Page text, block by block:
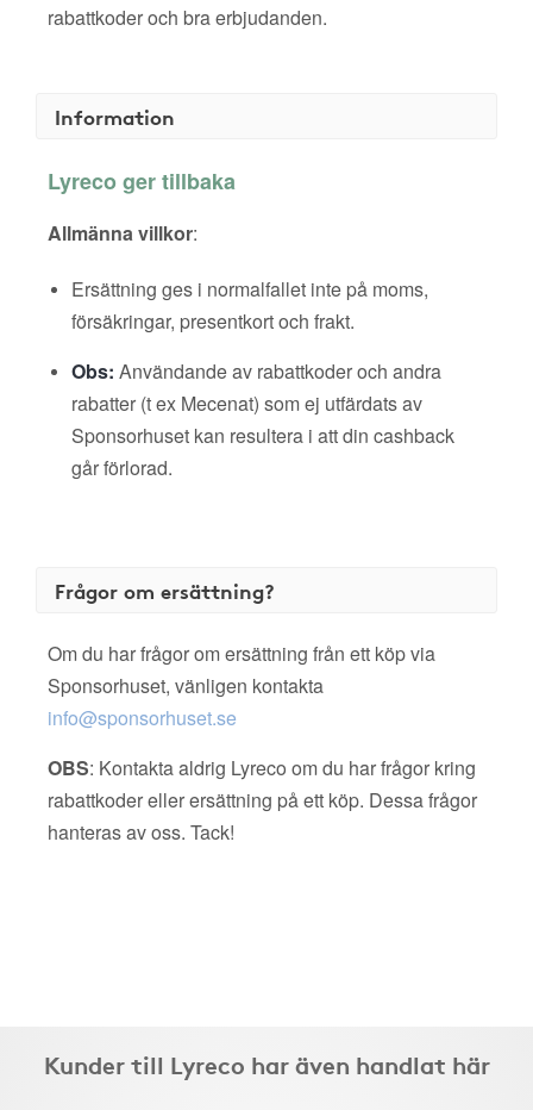
rabattkoder och bra erbjudanden.
Information
Lyreco ger tillbaka
Allmänna villkor:
Ersättning ges i normalfallet inte på moms,
försäkringar, presentkort och frakt.
Obs: Användande av rabattkoder och andra
rabatter (t ex Mecenat) som ej utfärdats av
Sponsorhuset kan resultera i att din cashback
går förlorad.
Frågor om ersättning?
Om du har frågor om ersättning från ett köp via
Sponsorhuset, vänligen kontakta
info@sponsorhuset.se
OBS: Kontakta aldrig Lyreco om du har frågor kring
rabattkoder eller ersättning på ett köp. Dessa frågor
hanteras av oss. Tack!
Kunder till Lyreco har även handlat här